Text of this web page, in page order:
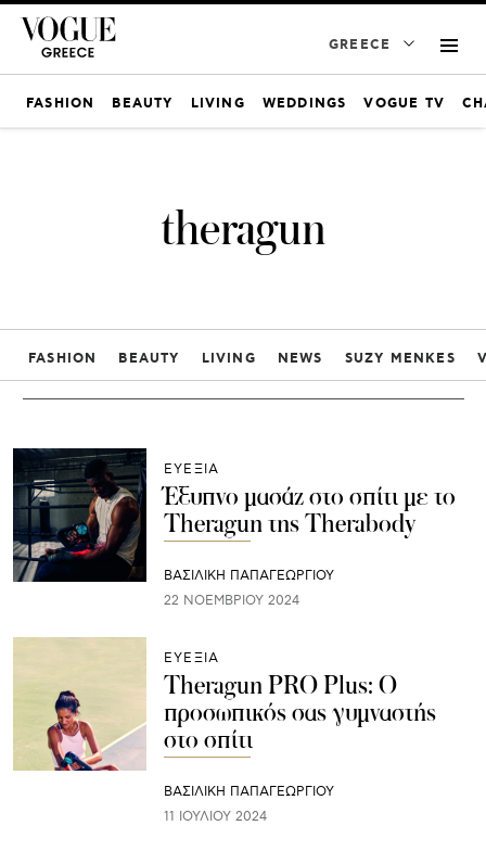
GREECE
FASHION BEAUTY LIVING WEDDINGS VOGUE TV
theragun
FASHION BEAUTY LIVING NEWS SUZY MENKES
ΕΥΕΞΙΑ
Έξυπνο μασάζ στο σπίτι με το
Theragun της Therabody
ΒΑΣΙΛΙΚΗ ΠΑΠΑΓΕΩΡΓΙΟΥ
22 ΝΟΕΜΒΡΊΟΥ 2024
ΕΥΕΞΙΑ
Theragun PRO Plus: Ο
προσωπικός σας γυμναστής
στο σπίτι
ΒΑΣΙΛΙΚΗ ΠΑΠΑΓΕΩΡΓΙΟΥ
11 ΙΟΥΛΊΟΥ 2024